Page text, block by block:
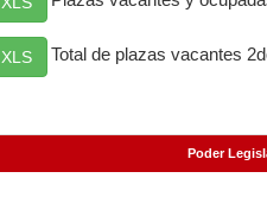
XLS Total de plazas vacantes
Poder